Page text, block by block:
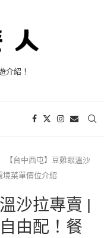
介紹！
【台中西屯】豆雞眼溫沙
菜單價位介紹
沙拉專賣 |
由配！餐